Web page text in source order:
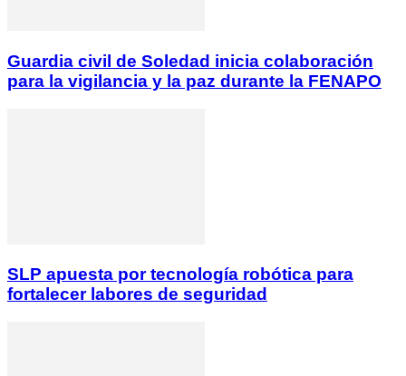
Guardia civil de Soledad inicia colaboración
para la vigilancia y la paz durante la FENAPO
SLP apuesta por tecnología robótica para
fortalecer labores de seguridad